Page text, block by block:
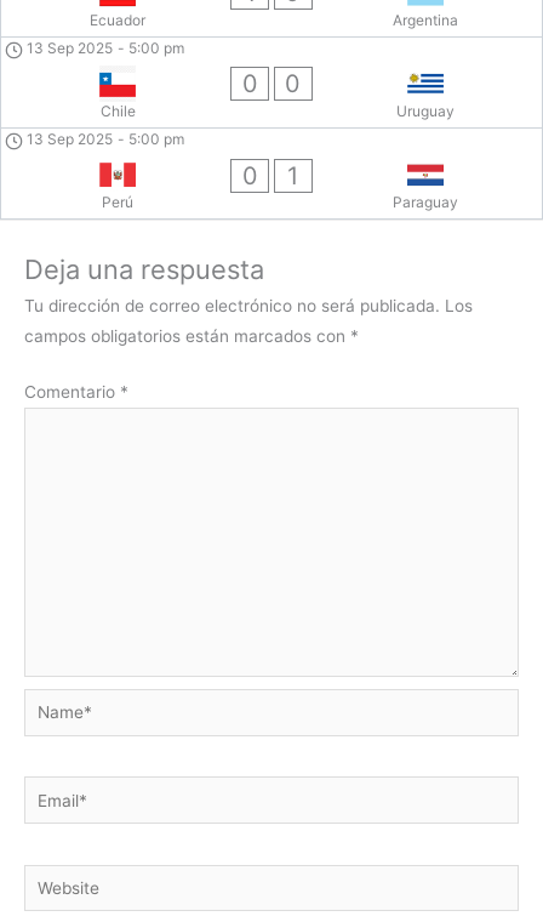
Ecuador
Argentina
13 Sep 2025 - 5:00 pm
Chile
0 0
Uruguay
13 Sep 2025 - 5:00 pm
Perú
0 1
Paraguay
Deja una respuesta
Tu dirección de correo electrónico no será publicada. Los
campos obligatorios están marcados con *
Comentario *
Name*
Email*
Website